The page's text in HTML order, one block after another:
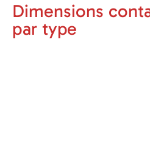
Dimensions
par type